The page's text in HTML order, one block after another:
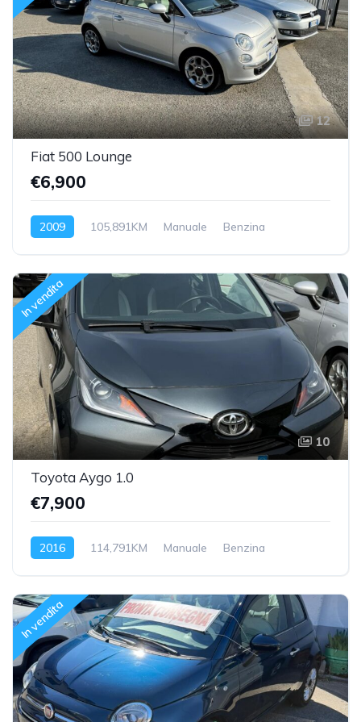
12
Fiat 500 Lounge
€6,900
2009 105,891KM Manuale
Benzina
In vendita
10
Toyota Aygo 1.0
€7,900
2016 114,791KM Manuale
Benzina
In vendita